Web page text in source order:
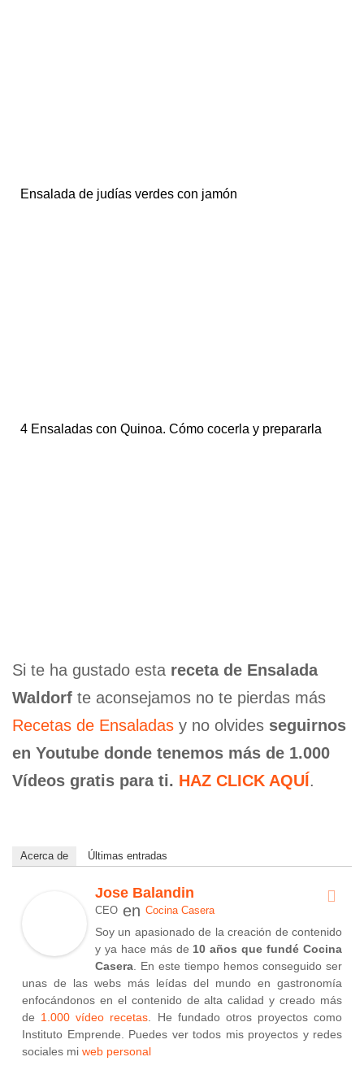
Ensalada de judías verdes con jamón
4 Ensaladas con Quinoa. Cómo cocerla y prepararla
Si te ha gustado esta receta de Ensalada
Waldorf te aconsejamos no te pierdas más
Recetas de Ensaladas y no olvides seguirnos
en Youtube donde tenemos más de 1.000
Vídeos gratis para ti. HAZ CLICK AQUÍ.
Acerca de Últimas entradas
Jose Balandin
CEO en Cocina Casera
Soy un apasionado de la creación de contenido
y ya hace más de 10 años que fundé Cocina
Casera . En este tiempo hemos conseguido ser
unas de las webs más leídas del mundo en gastronomía
enfocándonos en el contenido de alta calidad y creado más
de 1.000 vídeo recetas . He fundado otros proyectos como
Instituto Emprende. Puedes ver todos mis proyectos y redes
sociales mi web personal